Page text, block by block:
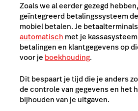
Zoals we al eerder gezegd
geïntegreerd betalingssysteem
mobiel betalen. Je
automatisch met je
betalingen en klantgegevens op
voor je boekhouding.
Dit bespaart je tijd die je anders
de controle van gegevens en het
bijhouden van je uitgaven.